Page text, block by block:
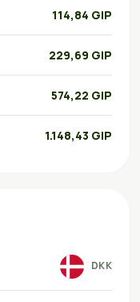
114,84 GIP
229,69 GIP
574,22 GIP
1.148,43 GIP
DKK